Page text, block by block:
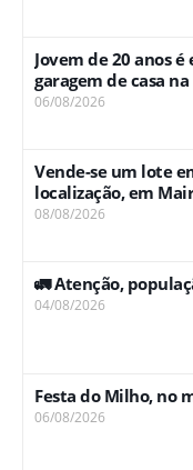
Jovem de 20 anos
garagem de casa
06/08/2026
Vende-se um lote
localização, em
08/08/2026
🚛 Atenção,
04/08/2026
Festa do Milho, no
06/08/2026